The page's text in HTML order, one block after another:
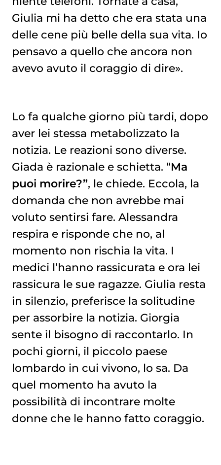
Giulia mi ha detto che era stata una
delle cene più belle della sua vita. Io
pensavo a quello che ancora non
avevo avuto il coraggio di dire».
Lo fa qualche giorno più tardi, dopo
aver lei stessa metabolizzato la
notizia. Le reazioni sono diverse.
Giada è razionale e schietta. “Ma
puoi morire?”, le chiede. Eccola, la
domanda che non avrebbe mai
voluto sentirsi fare. Alessandra
respira e risponde che no, al
momento non rischia la vita. I
medici l’hanno rassicurata e ora lei
rassicura le sue ragazze. Giulia resta
in silenzio, preferisce la solitudine
per assorbire la notizia. Giorgia
sente il bisogno di raccontarlo. In
pochi giorni, il piccolo paese
lombardo in cui vivono, lo sa. Da
quel momento ha avuto la
possibilità di incontrare molte
donne che le hanno fatto coraggio.